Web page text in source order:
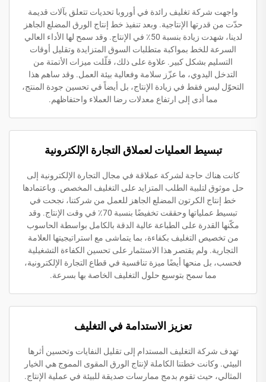
واجهت شركة تغليف رائدة في أوروبا تحديات تتعلق بآلات قديمة
حدّت من قدرتها الإنتاجية. وبعد تنفيذ خط إنتاج الورق المضلع الجاهز
لدينا، شهدت زيادة بنسبة 50٪ في الإنتاج. وقد سمح لها الأداء العالي
السرعة للخط بمواكبة متطلبات السوق المتزايدة وتقليل أوقات
التسليم بشكل كبير. علاوة على ذلك، قلّلت ميزات الأتمتة من
التدخل اليدوي، ما عزّز سلامة وفعالية بيئة العمل. وقد ساهم هذا
التحوّل ليس فقط في زيادة الإنتاج، بل أيضاً في تحسين جودة المنتج،
مما أدى إلى ارتفاع معدلات رضا العملاء واحتفاظهم.
تبسيط العمليات لعملاق التجارة الإلكترونية
كانت هناك حاجة لشركة عملاقة في مجال التجارة الإلكترونية إلى
حل موثوق لتلبية الطلب المتزايد على التغليف المخصص. وباعتمادها
خط إنتاج الكرتون المضلع الجاهز للعمل من شركتنا، نجحت في
تبسيط عملياتها وحققت تخفيضًا بنسبة 70٪ في وقت الإنتاج. وقد
مكّنها القدرة على الطباعة عالية الدقة بالكامل بواسطة الحاسوب
من تخصيص التغليف بكفاءة، بما يتماشى مع استراتيجيتها العلامة
التجارية. ولم يقتصر هذا الاستثمار على تحسين الكفاءة التشغيلية
فحسب، بل منحها أيضًا ميزة تنافسية في قطاع التجارة الإلكترونية،
مما سمح بتوسيع حلول التغليف الخاصة بها بسرعة.
تعزيز الاستدامة في التغليف
تهدف شركة التغليف المستدام إلى تقليل النفايات وتحسين أثرها
البيئي. وكانت خطتنا الكاملة لإنتاج الورق المقوى المموج هي الخيار
المثالي، حيث تقوم بدمج ممارسات صديقة للبيئة في عملية الإنتاج.